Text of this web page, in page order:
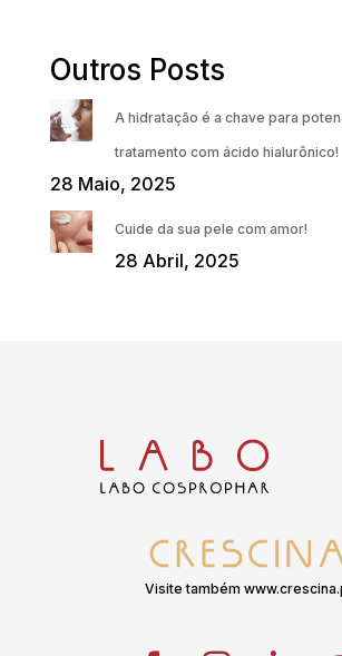
Outros Posts
A hidratação é a chave para
tratamento com ácido hialurônico!
28 Maio, 2025
Cuide da sua pele com amor!
28 Abril, 2025
Visite também